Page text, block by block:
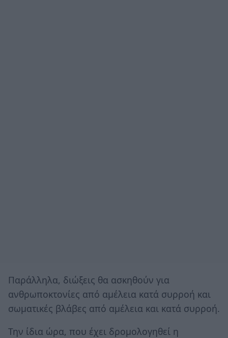
Παράλληλα, διώξεις θα ασκηθούν για
ανθρωποκτονίες από αμέλεια κατά συρροή και
σωματικές βλάβες από αμέλεια και κατά συρροή.
Την ίδια ώρα, που έχει δρομολογηθεί η